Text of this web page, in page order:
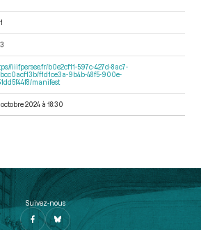
iiif.persee.fr/b0e2cf11-597c-427d-8ac7-
f1d1ce3a-9b4b-48f5-900e-
manifest
2024 à 18:30
Suivez-nous